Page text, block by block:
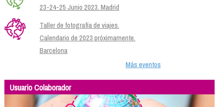
23-24-25 Junio 2023. Madrid
Taller de fotografía de viajes.
Calendario de 2023 próximamente.
Barcelona
Más eventos
Usuario Colaborador